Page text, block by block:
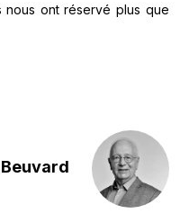
nous ont réservé plus que